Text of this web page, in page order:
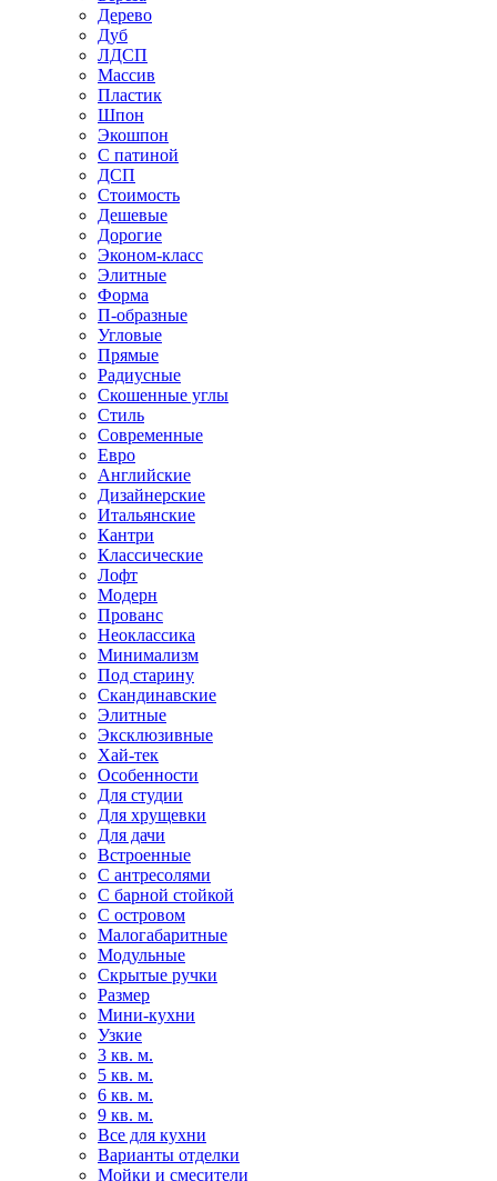
Дерево
Дуб
ЛДСП
Массив
Пластик
Шпон
Экошпон
С патиной
ДСП
Стоимость
Дешевые
Дорогие
Эконом-класс
Элитные
Форма
П-образные
Угловые
Прямые
Радиусные
Скошенные углы
Стиль
Современные
Евро
Английские
Дизайнерские
Итальянские
Кантри
Классические
Лофт
Модерн
Прованс
Неоклассика
Минимализм
Под старину
Скандинавские
Элитные
Эксклюзивные
Хай-тек
Особенности
Для студии
Для хрущевки
Для дачи
Встроенные
С антресолями
С барной стойкой
С островом
Малогабаритные
Модульные
Скрытые ручки
Размер
Мини-кухни
Узкие
3 кв. м.
5 кв. м.
6 кв. м.
9 кв. м.
Все для кухни
Варианты отделки
Мойки и смесители